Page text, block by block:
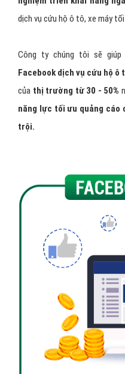
Công ty VietAds chuyên
ô tô, xe máy hiệu quả uy
nghiệm triển khai hàng
dịch vụ cứu hộ ô tô, xe máy tối
Facebook dịch vụ cứu hộ
của
thị trường từ 30 - 50%
năng lực tối ưu quảng cáo